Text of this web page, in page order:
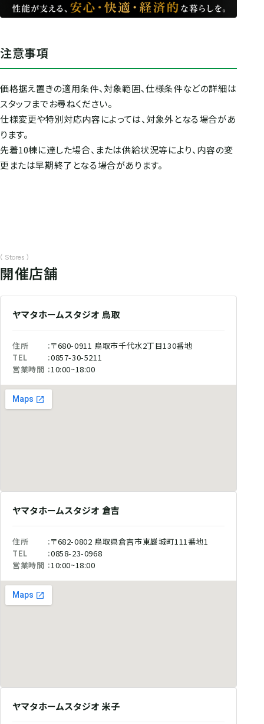
注意事項
価格据え置きの適用条件、対象範囲、仕様条件などの詳細は
スタッフまでお尋ねください。
仕様変更や特別対応内容によっては、対象外となる場合があ
ります。
先着10棟に達した場合、または供給状況等により、内容の変
更または早期終了となる場合があります。
( Stores )
開催店舗
ヤマタホームスタジオ 鳥取
住所
〒680-0911 鳥取市千代水2丁目130番地
TEL
0857-30-5211
営業時間 10:00~18:00
ヤマタホームスタジオ 倉吉
住所
〒682-0802 鳥取県倉吉市東巌城町111番地1
TEL
0858-23-0968
営業時間 10:00~18:00
ヤマタホームスタジオ 米子